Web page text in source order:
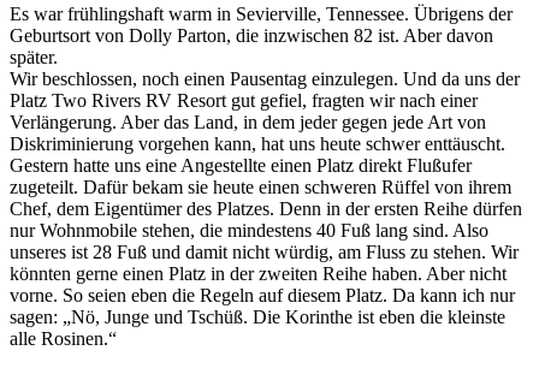
Es war frühlingshaft warm in Sevierville, Tennessee. Übrigens der
Geburtsort von Dolly Parton, die inzwischen 82 ist. Aber davon
später.
Wir beschlossen, noch einen Pausentag einzulegen. Und da uns der
Platz Two Rivers RV Resort gut gefiel, fragten wir nach einer
Verlängerung. Aber das Land, in dem jeder gegen jede Art von
Diskriminierung vorgehen kann, hat uns heute schwer enttäuscht.
Gestern hatte uns eine Angestellte einen Platz direkt Flußufer
zugeteilt. Dafür bekam sie heute einen schweren Rüffel von ihrem
Chef, dem Eigentümer des Platzes. Denn in der ersten Reihe dürfen
nur Wohnmobile stehen, die mindestens 40 Fuß lang sind. Also
unseres ist 28 Fuß und damit nicht würdig, am Fluss zu stehen. Wir
könnten gerne einen Platz in der zweiten Reihe haben. Aber nicht
vorne. So seien eben die Regeln auf diesem Platz. Da kann ich nur
sagen: „Nö, Junge und Tschüß. Die Korinthe ist eben die kleinste
alle Rosinen.“